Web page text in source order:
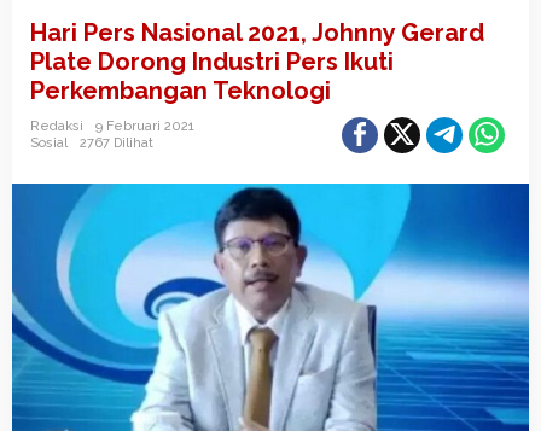
Hari Pers Nasional 2021, Johnny Gerard
Plate Dorong Industri Pers Ikuti
Perkembangan Teknologi
Redaksi
9 Februari 2021
Sosial
2767 Dilihat